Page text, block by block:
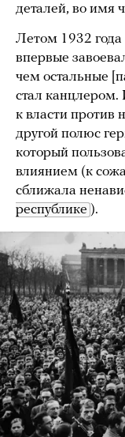
деталей, во имя
Летом 1932 года
впервые
чем остальные
стал канцлером.
к власти против
другой полюс
который
влиянием (к
сближала
республике ).